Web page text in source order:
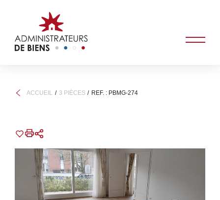
ACCUEIL 3 PIÈCES REF. : PBMG-274